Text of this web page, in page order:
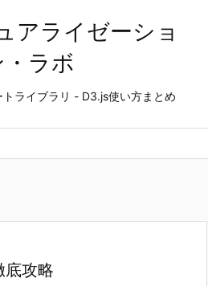
アライゼーショ
・ラボ
ライブラリ - D3.js使い方まとめ
攻略